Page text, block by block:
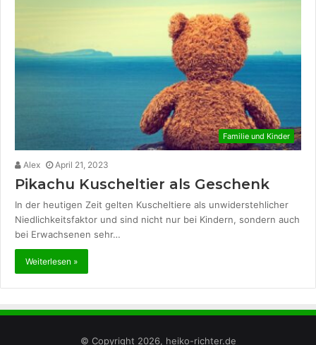
Familie und Kinder
Alex April 21, 2023
Pikachu Kuscheltier als Geschenk
In der heutigen Zeit gelten Kuscheltiere als unwiderstehlicher
Niedlichkeitsfaktor und sind nicht nur bei Kindern, sondern auch
bei Erwachsenen sehr…
Weiterlesen »
© Copyright 2026, heiko-richter.de